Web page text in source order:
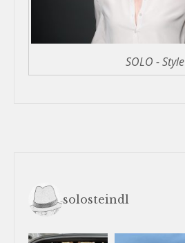
SOLO - Style
solosteindl